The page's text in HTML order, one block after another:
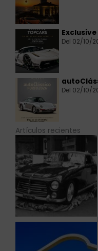
Del 02/10/
Del 02/10/
Artículos recientes